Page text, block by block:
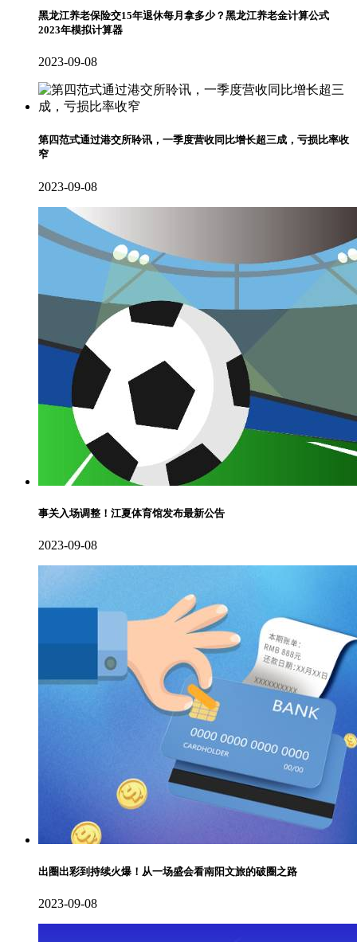
黑龙江养老保险交15年退休每月拿多少？黑龙江养老金计算公式
2023年模拟计算器
2023-09-08
第四范式通过港交所聆讯，一季度营收同比增长超三成，亏损比率收
窄
2023-09-08
事关入场调整！江夏体育馆发布最新公告
2023-09-08
出圈出彩到持续火爆！从一场盛会看南阳文旅的破圈之路
2023-09-08